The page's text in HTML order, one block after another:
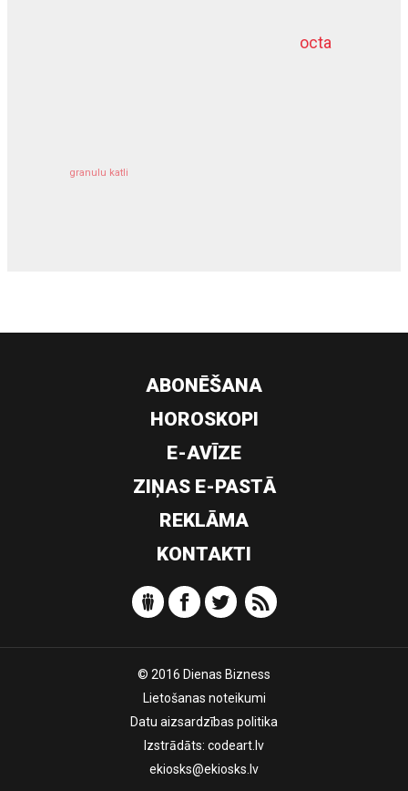
octa
granulu katli
dziļurbums
ABONĒŠANA
HOROSKOPI
E-AVĪZE
ZIŅAS E-PASTĀ
REKLĀMA
KONTAKTI
© 2016 Dienas Bizness
Lietošanas noteikumi
Datu aizsardzības politika
Izstrādāts: codeart.lv
ekiosks@ekiosks.lv